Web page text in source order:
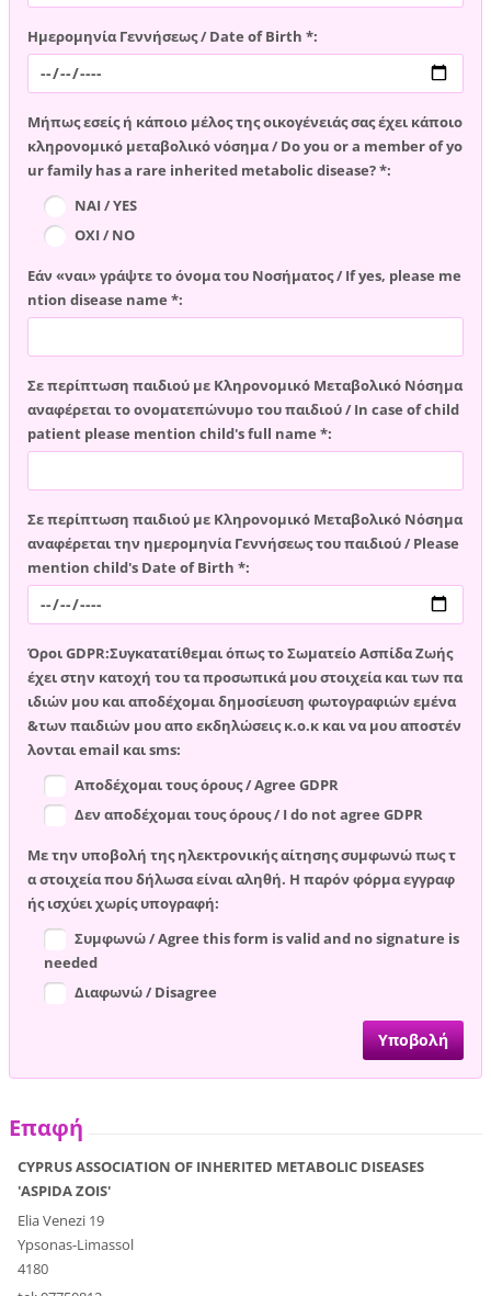
Ημερομηνία Γεννήσεως / Date of Birth *:
Μήπως εσείς ή κάποιο μέλος της οικογένειάς σας έχει κάποιο
κληρονομικό μεταβολικό νόσημα / Do you or a member of yo
ur family has a rare inherited metabolic disease? *:
ΝΑΙ / YES
ΟΧΙ / NO
Εάν «ναι» γράψτε το όνομα του Νοσήματος / If yes, please me
ntion disease name *:
Σε περίπτωση παιδιού με Κληρονομικό Μεταβολικό Νόσημα
αναφέρεται το ονοματεπώνυμο του παιδιού / In case of child
patient please mention child's full name *:
Σε περίπτωση παιδιού με Κληρονομικό Μεταβολικό Νόσημα
αναφέρεται την ημερομηνία Γεννήσεως του παιδιού / Please
mention child's Date of Birth *:
Όροι GDPR:Συγκατατίθεμαι όπως το Σωματείο Ασπίδα Ζωής
έχει στην κατοχή του τα προσωπικά μου στοιχεία και των πα
ιδιών μου και αποδέχομαι δημοσίευση φωτογραφιών εμένα
&των παιδιών μου απο εκδηλώσεις κ.ο.κ και να μου αποστέν
λονται email και sms:
Αποδέχομαι τους όρους / Agree GDPR
Δεν αποδέχομαι τους όρους / I do not agree GDPR
Με την υποβολή της ηλεκτρονικής αίτησης συμφωνώ πως τ
α στοιχεία που δήλωσα είναι αληθή. Η παρόν φόρμα εγγραφ
ής ισχύει χωρίς υπογραφή:
Συμφωνώ / Agree this form is valid and no signature is
needed
Διαφωνώ / Disagree
Επαφή
CYPRUS ASSOCIATION OF INHERITED METABOLIC DISEASES
'ASPIDA ZOIS'
Elia Venezi 19
Ypsonas-Limassol
4180